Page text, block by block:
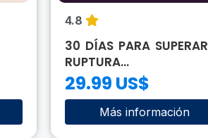
4.8
30 DÍAS PARA SUPERAR
RUPTURA...
29.99 US$
Más información